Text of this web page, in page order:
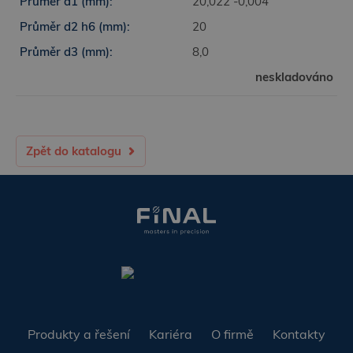
20,022 -0,004
20
8,0
neskladováno
Zpět do katalogu
Produkty a řešení Kariéra O firmě Kontakty